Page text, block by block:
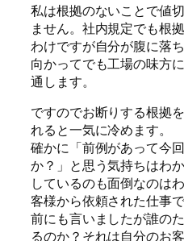
私は根拠のないことで値
ません。社内規定でも根
わけですが自分が腹に落
向かってでも工場の味方
通します。
ですのでお断りする根拠
れると一気に冷めます。
確かに「前例があって今
か？」と思う気持ちはわ
しているのも面倒なのは
客様から依頼された仕事で
前にも言いましたが誰の
るのか？それは自分のお